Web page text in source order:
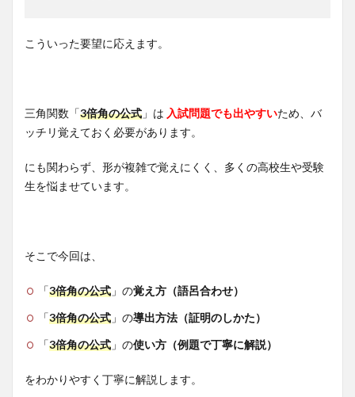
こういった要望に応えます。
三角関数「3倍角の公式 」は 入試問題でも出やすいため、バ
ッチリ覚えておく必要があります。
にも関わらず、形が複雑で覚えにくく、多くの高校生や受験
生を悩ませています。
そこで今回は、
「3倍角の公式 」の覚え方（語呂合わせ）
「3倍角の公式 」の導出方法（証明のしかた）
「3倍角の公式 」の使い方（例題で丁寧に解説）
をわかりやすく丁寧に解説します。